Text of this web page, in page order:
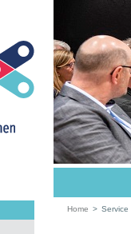
Home > Service